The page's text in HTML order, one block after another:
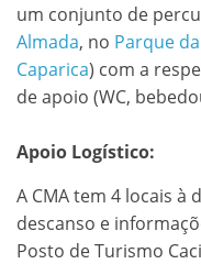
um conjunto de
Almada, no Parque
Caparica) com a
de apoio (WC,
Apoio Logístico:
A CMA tem 4 locais à
descanso e
Posto de Turismo